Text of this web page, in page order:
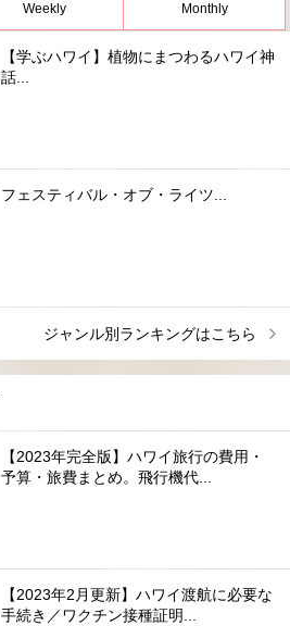
Weekly Monthly
【学ぶハワイ】植物にまつわるハワイ神
話...
フェスティバル・オブ・ライツ...
ジャンル別ランキングはこちら
【2023年完全版】ハワイ旅行の費用・
予算・旅費まとめ。飛行機代...
【2023年2月更新】ハワイ渡航に必要な
手続き／ワクチン接種証明...